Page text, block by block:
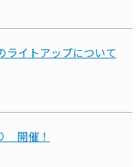
ライトアップについて
開催！